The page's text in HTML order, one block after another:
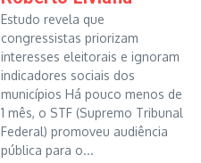
Estudo revela que
congressistas priorizam
interesses eleitorais e ignoram
indicadores sociais dos
municípios Há pouco menos de
1 mês, o STF (Supremo Tribunal
Federal) promoveu audiência
pública para o...